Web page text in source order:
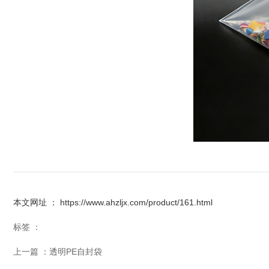
本文网址 ： https://www.ahzljx.com/product/161.html
标签 ：
上一篇 ： 透明PE自封袋